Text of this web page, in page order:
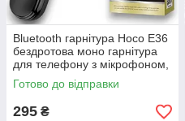
Bluetooth гарнітура Hoco E36
бездротова моно гарнітура
для телефону з мікрофоном,
чорна
Готово до відправки
295 ₴